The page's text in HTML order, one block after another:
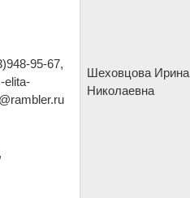
95-67,
elita-
Шеховцова Ирина
Николаевна